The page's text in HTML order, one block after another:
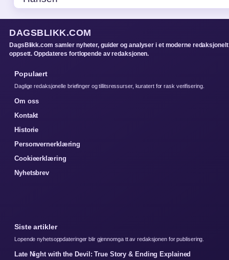
DAGSBLIKK.COM
DagsBlikk.com samler nyheter, guider og analyser i et moderne redaksjonelt
oppsett. Oppdateres fortlopende av redaksjonen.
Populaert
Daglige redaksjonelle briefinger og tillitsressurser, kuratert for rask verifisering.
Om oss
Kontakt
Historie
Personvernerklæring
Cookieerklæring
Nyhetsbrev
Siste artikler
Lopende nyhetsoppdateringer blir gjennomga tt av redaksjonen for publisering.
Late Night with the Devil: True Story & Ending Explained